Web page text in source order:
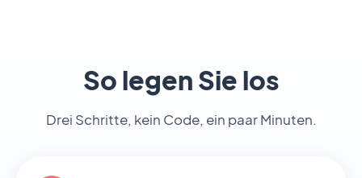
So legen Sie los
Drei Schritte, kein Code, ein paar Minuten.